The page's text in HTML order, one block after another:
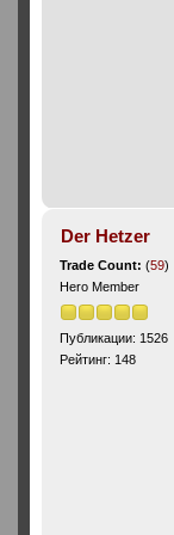
Der Hetzer
Trade Count:(59)
Hero Member
Публикации: 1526
Рейтинг: 148